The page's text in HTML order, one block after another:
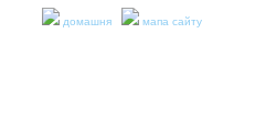
домашня мапа сайту